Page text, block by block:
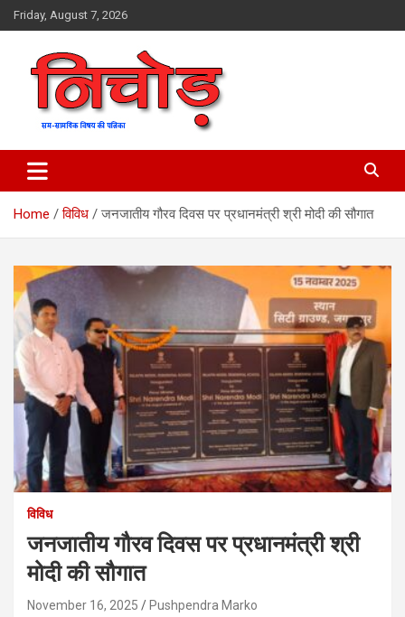
Skip
to
Friday, August 7, 2026
Nichod
Home विविध जनजातीय गौरव दिवस पर प्रधानमंत्री श्री मोदी की सौगात
विविध
जनजातीय गौरव दिवस पर प्रधानमंत्री श्री
मोदी की सौगात
November 16, 2025 Pushpendra Marko